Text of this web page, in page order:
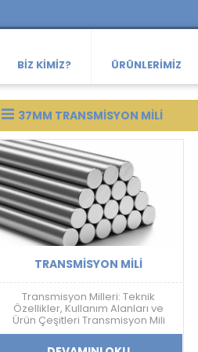
BIZ KIMIZ? ÜRÜNLERIMIZ
37MM TRANSMISYON MILI
TRANSMISYON MILI
Transmisyon Milleri: Teknik
Özellikler, Kullanım Alanları ve
Ürün Çeşitleri Transmisyon Mili
Nedir? Transmisyon mili; mekanik
güç aktarımı, doğrusal hareket